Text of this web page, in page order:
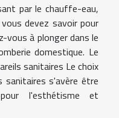
par le chauffe-eau,
devez savoir pour
vous à plonger dans le
domestique. Le
sanitaires Le choix
sanitaires s'avère être
l'esthétisme et